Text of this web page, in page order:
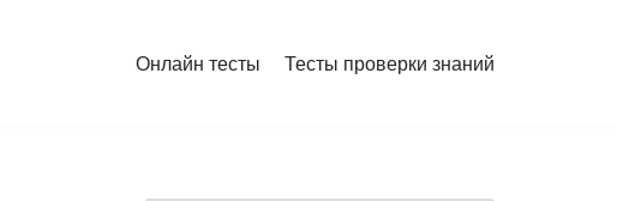
Онлайн тесты Тесты проверки знаний